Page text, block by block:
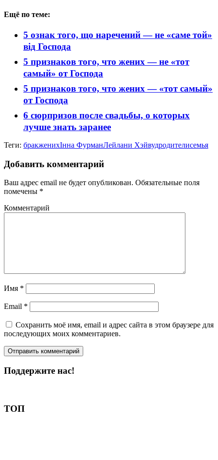
Ещё по теме:
5 ознак того, що наречений — не «саме той»
від Господа
5 признаков того, что жених — не «тот
самый» от Господа
5 признаков того, что жених — «тот самый»
от Господа
6 сюрпризов после свадьбы, о которых
лучше знать заранее
Теги: бракженихІнна ФурманЛейлани Хэйвудродителисемья
Добавить комментарий
Ваш адрес email не будет опубликован. Обязательные поля
помечены *
Комментарий
Имя *
Email *
Сохранить моё имя, email и адрес сайта в этом браузере для
последующих моих комментариев.
Поддержите нас!
ТОП